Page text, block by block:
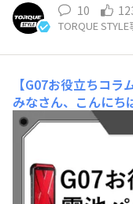
10
TORQUE
【G07お役立ちコ
みなさん、こんにち
お届けします。G07
報をお届けするこ
ジャーが楽しい季
プなど、外での活